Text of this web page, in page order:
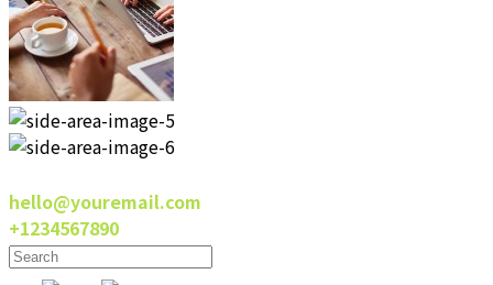
hello@youremail.com
+1234567890